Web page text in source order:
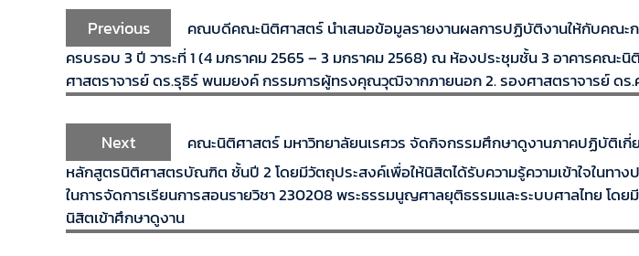
Previous
คณบดีคณะนิติศาสตร์ นำเสนอข้อมูลรายงานผลการปฏิบัติงานให้กับคณ
ครบรอบ 3 ปี วาระที่ 1 (4 มกราคม 2565 – 3 มกราคม 2568) ณ ห้องประชุมชั้น 3 อาคารคณะ
ศาสตราจารย์ ดร.รุธิร์ พนมยงค์ กรรมการผู้ทรงคุณวุฒิจากภายนอก 2. รองศาสตราจารย์ ดร
Next
คณะนิติศาสตร์ มหาวิทยาลัยนเรศวร จัดกิจกรรมศึกษาดูงานภาคปฏิบัติ
หลักสูตรนิติศาสตรบัณฑิต ชั้นปี 2 โดยมีวัตถุประสงค์เพื่อให้นิสิตได้รับความรู้ความเข้าใจในท
ในการจัดการเรียนการสอนรายวิชา 230208 พระธรรมนูญศาลยุติธรรมและระบบศาลไทย
นิสิตเข้าศึกษาดูงาน